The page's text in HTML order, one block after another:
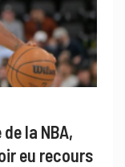
la NBA,
eu recours